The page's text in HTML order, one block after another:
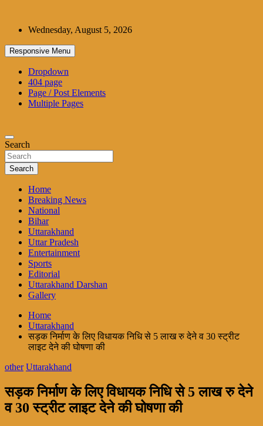
contentWednesday, August 5, 2026
Responsive Menu
Dropdown
404 page
Page / Post Elements
Multiple Pages
Search
Search
Home
Breaking News
National
Bihar
Uttarakhand
Uttar Pradesh
Entertainment
Sports
Editorial
Uttarakhand Darshan
Gallery
Home
Uttarakhand
सड़क निर्माण के लिए विधायक निधि से 5 लाख रु देने व 30 स्ट्रीट
लाइट देने की घोषणा की
other Uttarakhand
सड़क निर्माण के लिए विधायक निधि से 5 लाख रु देने
व 30 स्ट्रीट लाइट देने की घोषणा की